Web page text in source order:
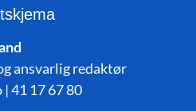
ansvarlig redaktør
41 17 67 80